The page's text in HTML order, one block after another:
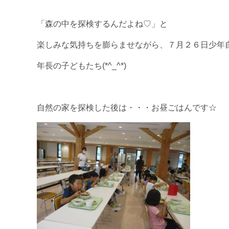
「森の中を探検するんだよね♡」と
楽しみな気持ちを膨らませながら、７月２６日少年
年長の子どもたち(*^_^*)
自然の家を探検した後は・・・お昼ごはんです☆